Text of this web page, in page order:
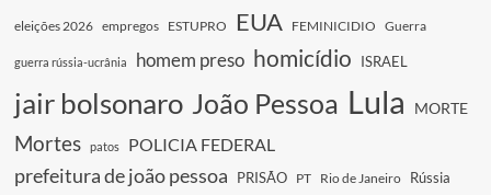
eleições 2026 empregos ESTUPRO EUA FEMINICIDIO Guerra
guerra rússia-ucrânia homem preso homicídio ISRAEL
jair bolsonaro João Pessoa Lula MORTE
Mortes patos POLICIA FEDERAL
prefeitura de joão pessoa PRISÃO PT Rio de Janeiro Rússia